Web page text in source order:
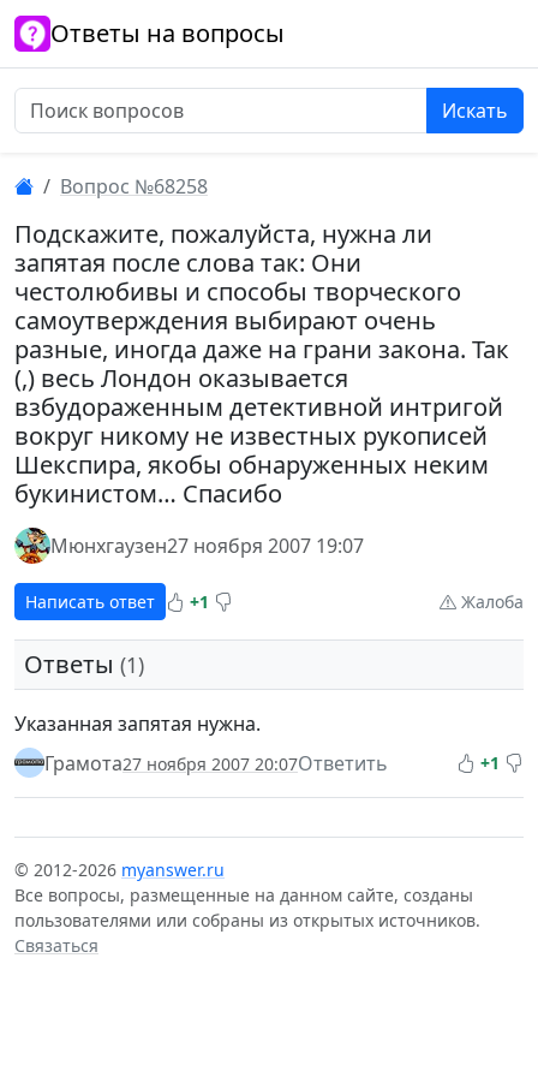
Ответы на вопросы
Искать
Вопрос №68258
Подскажите, пожалуйста, нужна ли
запятая после слова так: Они
честолюбивы и способы творческого
самоутверждения выбирают очень
разные, иногда даже на грани закона. Так
(,) весь Лондон оказывается
взбудораженным детективной интригой
вокруг никому не известных рукописей
Шекспира, якобы обнаруженных неким
букинистом… Спасибо
Мюнхгаузен27 ноября 2007 19:07
Написать ответ +1 Жалоба
Ответы (1)
Указанная запятая нужна.
Грамота27 ноября 2007 20:07Ответить +1
© 2012-2026 myanswer.ru
Все вопросы, размещенные на данном сайте, созданы
пользователями или собраны из открытых источников.
Связаться